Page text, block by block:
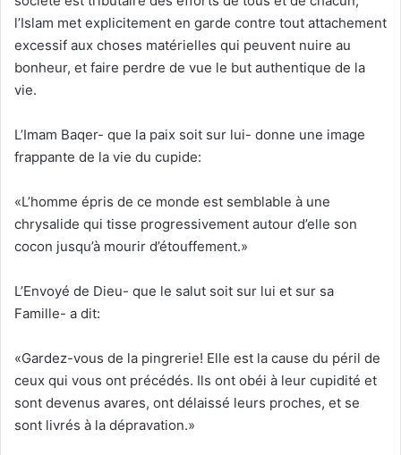
l’Islam met explicitement en garde contre tout attachement
excessif aux choses matérielles qui peuvent nuire au
bonheur, et faire perdre de vue le but authentique de la
vie.
L’Imam Baqer- que la paix soit sur lui- donne une image
frappante de la vie du cupide:
«L’homme épris de ce monde est semblable à une
chrysalide qui tisse progressivement autour d’elle son
cocon jusqu’à mourir d’étouffement.»
L’Envoyé de Dieu- que le salut soit sur lui et sur sa
Famille- a dit:
«Gardez-vous de la pingrerie! Elle est la cause du péril de
ceux qui vous ont précédés. Ils ont obéi à leur cupidité et
sont devenus avares, ont délaissé leurs proches, et se
sont livrés à la dépravation.»